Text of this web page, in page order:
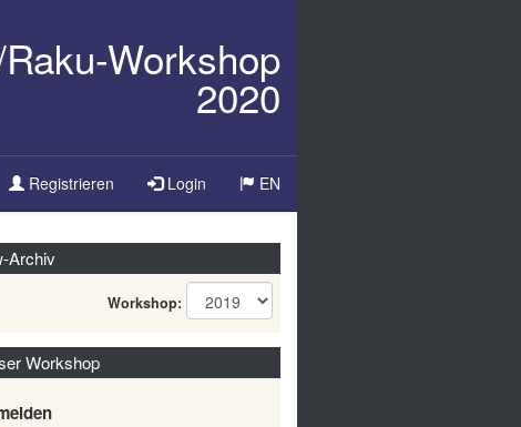
Workshop
2020
Registrieren Login
Sprache
EN
Archiv
Workshop:
Workshop